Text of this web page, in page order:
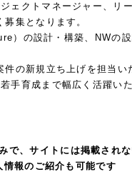
ェクトマネージャー、リー
集となります。
）の設計・構築、NWの
の新規立ち上げを担当い
手育成まで幅広く活躍い
で、サイトには掲載され
情報のご紹介も可能です